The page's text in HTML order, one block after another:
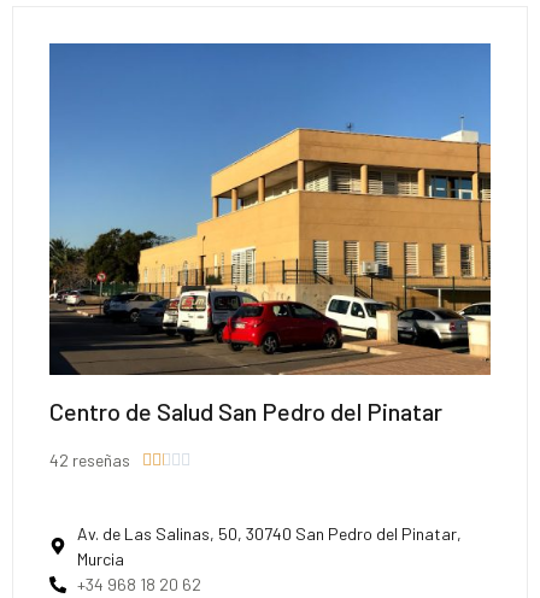
Centro de Salud San Pedro del Pinatar
42 reseñas     
Av. de Las Salinas, 50, 30740 San Pedro del Pinatar,
Murcia
+34 968 18 20 62